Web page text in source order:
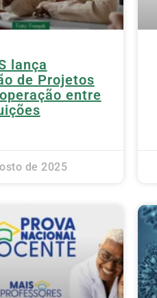
lança
de Projetos
entre
de 2025